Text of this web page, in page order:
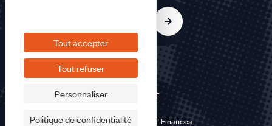
Tout accepter
Tout refuser
Personnaliser
Politique de confidentialité
©2026 CFDT
Mentions légales CFDT Finances